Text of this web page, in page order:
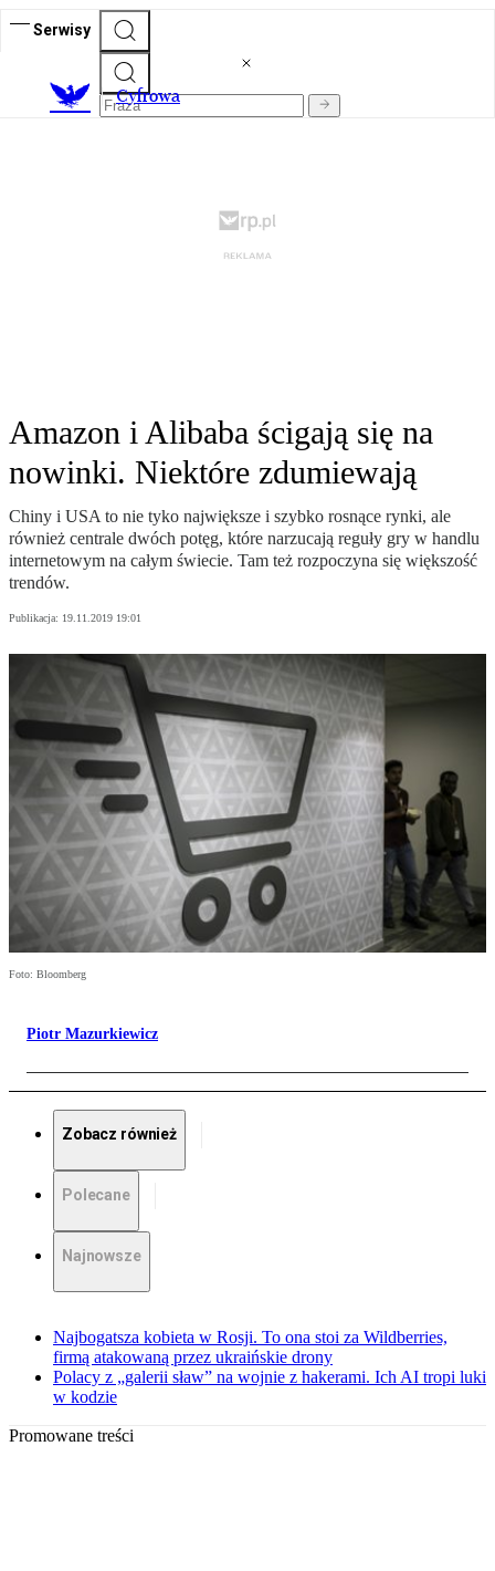
Serwisy
Cyfrowa
Amazon i Alibaba ścigają się na
nowinki. Niektóre zdumiewają
Chiny i USA to nie tyko największe i szybko rosnące rynki, ale
również centrale dwóch potęg, które narzucają reguły gry w handlu
internetowym na całym świecie. Tam też rozpoczyna się większość
trendów.
Publikacja: 19.11.2019 19:01
Foto: Bloomberg
Piotr Mazurkiewicz
Zobacz również
Polecane
Najnowsze
Najbogatsza kobieta w Rosji. To ona stoi za Wildberries,
firmą atakowaną przez ukraińskie drony
Polacy z „galerii sław” na wojnie z hakerami. Ich AI tropi luki
w kodzie
Promowane treści